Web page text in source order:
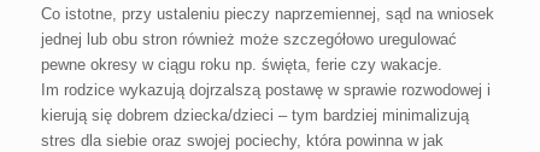
Co istotne, przy ustaleniu pieczy naprzemiennej, sąd na wniosek
jednej lub obu stron również może szczegółowo uregulować
pewne okresy w ciągu roku np. święta, ferie czy wakacje.
Im rodzice wykazują dojrzalszą postawę w sprawie rozwodowej i
kierują się dobrem dziecka/dzieci – tym bardziej minimalizują
stres dla siebie oraz swojej pociechy, która powinna w jak